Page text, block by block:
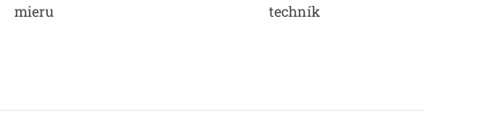
mieru
techník